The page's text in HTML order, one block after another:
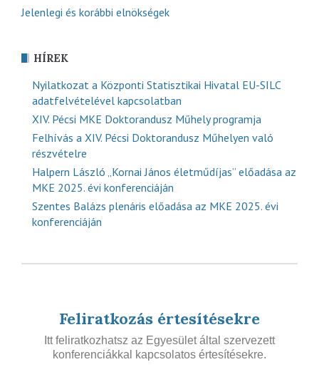
Jelenlegi és korábbi elnökségek
HÍREK
Nyilatkozat a Központi Statisztikai Hivatal EU-SILC
adatfelvételével kapcsolatban
XIV. Pécsi MKE Doktorandusz Műhely programja
Felhívás a XIV. Pécsi Doktorandusz Műhelyen való
részvételre
Halpern László „Kornai János életműdíjas” előadása az
MKE 2025. évi konferenciáján
Szentes Balázs plenáris előadása az MKE 2025. évi
konferenciáján
Feliratkozás értesítésekre
Itt feliratkozhatsz az Egyesület által szervezett
konferenciákkal kapcsolatos értesítésekre.